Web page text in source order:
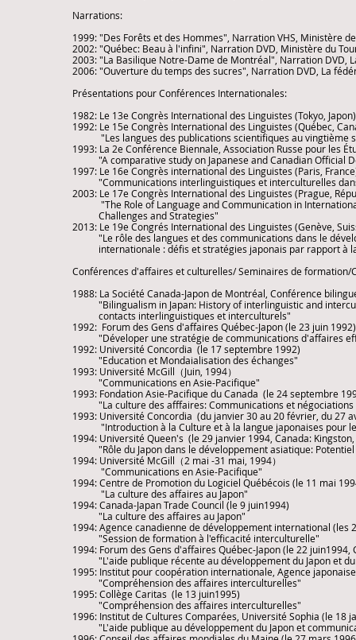
​Narrations:
1999: "Des Forêts et des Hommes", Narration VHS, Ministère
2002: "Québec: Beau à l'infini", Narration DVD, Ministère du
2003: "La Basilique Notre-Dame de Montréal", Narration DVD,
2006: "Ouverture du temps des sucres", Narration DVD, La
Présentations pour Conférences Internationales:
1982: Le 13e Congrès International des Linguistes (Tokyo,
1992: Le 15e Congrès International des Linguistes (Québec,
"Les langues des publications scientifiques au vingtième
1993: La 2e Conférence Biennale, Association Russe pour les
"A comparative study on Japanese and Canadian Official
1997: Le 16e Congrès international des Linguistes (Paris,
"Communications interlinguistiques et interculturelles
2003: Le 17e Congrès International des Linguistes (Prague,
"The Role of Language and Communication in
Challenges and Strategies"
2013: Le 19e Congrés International des Linguistes (Genève,
"Le rôle des langues et des communications dans le
internationale : défis et stratégies japonais par rapport à
Conférences d'affaires et culturelles/ Seminaires de formation/
1988: La Société Canada-Japon de Montréal, Conférence
"Bilingualism in Japan: History of interlinguistic and
contacts interlinguistiques et interculturels"
1992: Forum des Gens d'affaires Québec-Japon (le 23 juin
"Déveloper une stratégie de communications d'affaires
1992: Université Concordia (le 17 septembre 1992)
"Education et Mondaialisation des échanges"
1993: Université McGill（Juin, 1994）
​ "Communications en Asie-Pacifique"
1993: Fondation Asie-Pacifique du Canada (le 24 septembre
"La culture des afffaires: Communications et négociations
1993: Université Concordia (du janvier 30 au 20 février, du 27
"Introduction à la Culture et à la langue japonaises pour
1994: Université Queen's (le 29 janvier 1994, Canada:
"Rôle du Japon dans le développement asiatique: Potentiel
1994: Université McGill（2 mai -31 mai, 1994）
​ "Communications en Asie-Pacifique"
1994: Centre de Promotion du Logiciel Québécois (le 11 mai
"La culture des affaires au Japon"
1994: Canada-Japan Trade Council (le 9 juin1994)
"La culture des affaires au Japon"
1994: Agence canadienne de développement international (les
"Session de formation à l'efficacité interculturelle"
1994: Forum des Gens d'affaires Québec-Japon (le 22
"L'aide publique récente au développement du Japon et du
1995: Institut pour coopération internationale, Agence
"Compréhension des affaires interculturelles"
1995: Collège Caritas (le 13 juin1995)
"Compréhension des affaires interculturelles"
1996: Institut de Cultures Comparées, Université Sophia (le 18
"L'aide publique au développement du Japon et